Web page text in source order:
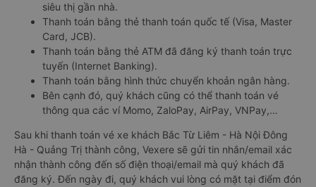
siêu thị gần nhà.
Thanh toán bằng thẻ thanh toán quốc tế (Visa, Master
Card, JCB).
Thanh toán bằng thẻ ATM đã đăng ký thanh toán trực
tuyến (Internet Banking).
Thanh toán bằng hình thức chuyển khoản ngân hàng.
Bên cạnh đó, quý khách cũng có thể thanh toán vé
thông qua các ví Momo, ZaloPay, AirPay, VNPay,…
Sau khi thanh toán vé xe khách Bắc Từ Liêm - Hà Nội Đông
Hà - Quảng Trị thành công, Vexere sẽ gửi tin nhắn/email xác
nhận thành công đến số điện thoại/email mà quý khách đã
đăng ký. Đến ngày đi, quý khách vui lòng có mặt tại điểm đón